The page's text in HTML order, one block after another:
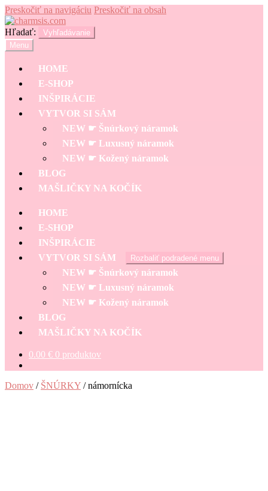
Preskočiť na navigáciu Preskočiť na obsah
Hľadať:
Vyhľadávanie
Menu
HOME
E-SHOP
INŠPIRÁCIE
VYTVOR SI SÁM
NEW ☛ Šnúrkový náramok
NEW ☛ Luxusný náramok
NEW ☛ Kožený náramok
BLOG
MAŠLIČKY NA KOČÍK
HOME
E-SHOP
INŠPIRÁCIE
VYTVOR SI SÁM
Rozbaliť podradené menu
NEW ☛ Šnúrkový náramok
NEW ☛ Luxusný náramok
NEW ☛ Kožený náramok
BLOG
MAŠLIČKY NA KOČÍK
0.00 € 0 produktov
Domov / ŠNÚRKY /námornícka